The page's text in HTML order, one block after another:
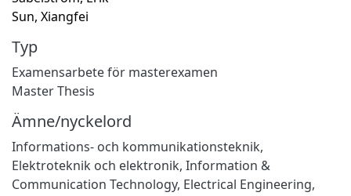
Sun, Xiangfei
Typ
Examensarbete för masterexamen
Master Thesis
Ämne/nyckelord
Informations- och kommunikationsteknik,
Elektroteknik och elektronik, Information &
Communication Technology, Electrical Engineering,